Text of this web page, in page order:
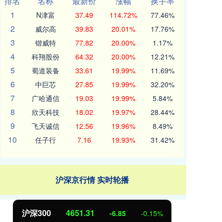
1
N津富 37.49 114.72% 77.46%
2 威尔高 39.83 20.01% 17.76%
3 锴威特 77.82 20.00% 1.17%
4 科翔股份 64.32 20.00% 12.21%
5 蜀道装备 33.61 19.99% 11.69%
6 中巨芯 27.85 19.99% 32.20%
7 广哈通信 19.03 19.99% 5.84%
8 欣天科技 18.02 19.97% 28.44%
9 飞天诚信 12.56 19.96% 8.49%
10 任子行 7.16 19.93% 31.42%
沪深京行情 实时轮播
沪深300 4651.31 -6.85 -0.15%